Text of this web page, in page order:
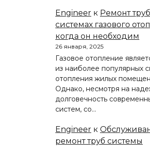
Engineer к Ремонт
системах газового
когда он необходим
26 января, 2025
Газовое отопление
из наиболее популярных
отопления жилых
Однако, несмотря на
долговечность
систем, со…
Engineer к
ремонт труб системы